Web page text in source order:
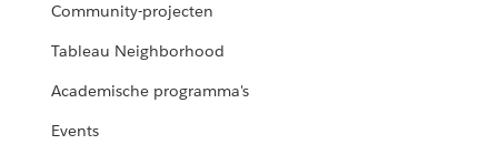
Community-projecten
Tableau Neighborhood
Academische programma's
Events